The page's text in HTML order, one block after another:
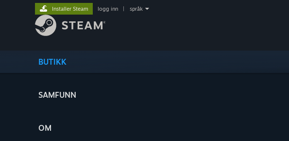
BUTIKK
SAMFUNN
OM
Installer Steam logg inn språk